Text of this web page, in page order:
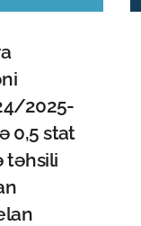
2025-
0,5 stat
təhsili